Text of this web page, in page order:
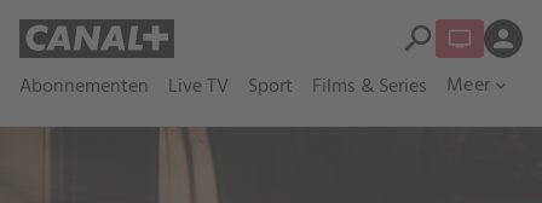
Abonnementen Live TV Sport Films & Series Meer expand_more
search person